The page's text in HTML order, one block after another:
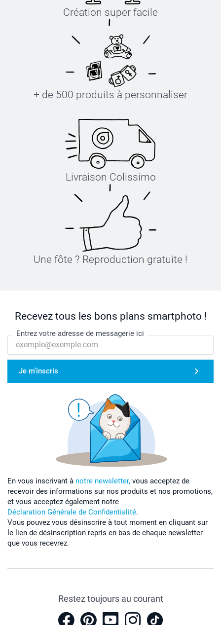
Création super facile
+ de 500 produits à personnaliser
Livraison Colissimo
Une fôte ? Reproduction gratuite !
Recevez tous les bons plans smartphoto !
Entrez votre adresse de messagerie ici
Je m'inscris
En vous inscrivant à notre newsletter, vous acceptez de
recevoir des informations sur nos produits et nos promotions,
et vous acceptez également notre
Déclaration Générale de Confidentialité.
Vous pouvez vous désinscrire à tout moment en cliquant sur
le lien de désinscription repris en bas de chaque newsletter
que vous recevrez.
Restez toujours au courant